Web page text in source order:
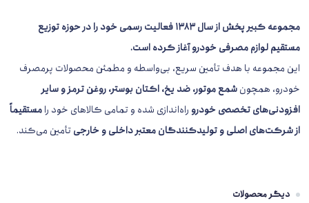
مجموعه کبیر پخش از سال 1383
فعالیت رسمی خود را در حوزه توزیع
مستقیم لوازم مصرفی خودرو آغاز کرده است.
این مجموعه با هدف تأمین سریع، بی‌واسطه و مطمئن محصولات پرمصرف
خودرو، همچونشمع موتور، ضد یخ، اکتان بوستر، روغن ترمز و سایر
افزودنی‌های تخصصی خودرو راه‌اندازی شده و تمامی کالاهای خود رامستقیماً
از شرکت‌های اصلی و تولیدکنندگان معتبر داخلی و خارجیتأمین می‌کند.
دیگر محصولات